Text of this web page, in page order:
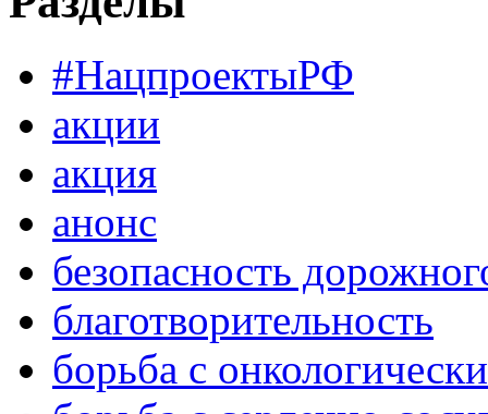
#НацпроектыРФ
акции
акция
анонс
безопасность
благотворительность
борьба с